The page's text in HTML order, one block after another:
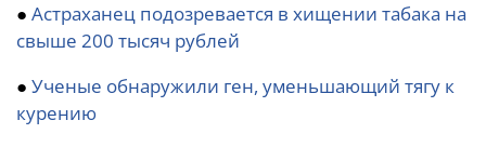
● Астраханец подозревается в хищении табака на
свыше 200 тысяч рублей
● Ученые обнаружили ген, уменьшающий тягу к
курению